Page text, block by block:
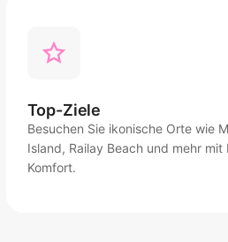
Top-Ziele
Besuchen Sie ikonische Orte wie
Island, Railay Beach und mehr
Komfort.